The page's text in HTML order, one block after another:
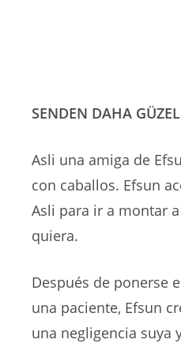
SENDEN DAHA
Asli una amiga de
con caballos. Efsun
Asli para ir a montar
quiera.
Después de ponerse
una paciente, Efsun
una negligencia suya